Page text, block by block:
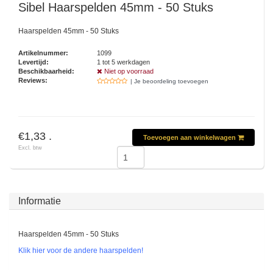
Sibel Haarspelden 45mm - 50 Stuks
Haarspelden 45mm - 50 Stuks
Artikelnummer:
1099
Levertijd:
1 tot 5 werkdagen
Beschikbaarheid:
Niet op voorraad
Reviews:
| Je beoordeling toevoegen
€1,33 .
Excl. btw
Toevoegen aan winkelwagen
Informatie
Haarspelden 45mm - 50 Stuks
Klik hier voor de andere haarspelden!